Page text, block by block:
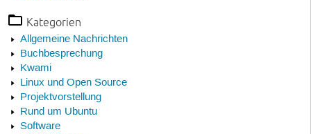
Kategorien
Allgemeine Nachrichten
Buchbesprechung
Kwami
Linux und Open Source
Projektvorstellung
Rund um Ubuntu
Software